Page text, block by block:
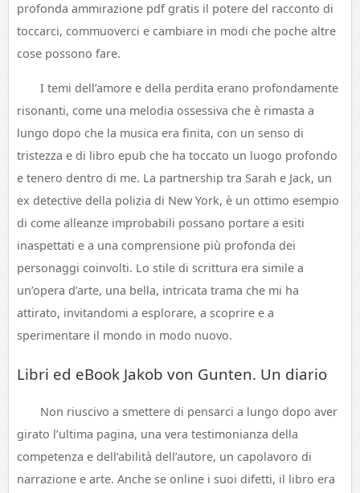
profonda ammirazione pdf gratis il potere del racconto di
toccarci, commuoverci e cambiare in modi che poche altre
cose possono fare.
I temi dell’amore e della perdita erano profondamente
risonanti, come una melodia ossessiva che è rimasta a
lungo dopo che la musica era finita, con un senso di
tristezza e di libro epub che ha toccato un luogo profondo
e tenero dentro di me. La partnership tra Sarah e Jack, un
ex detective della polizia di New York, è un ottimo esempio
di come alleanze improbabili possano portare a esiti
inaspettati e a una comprensione più profonda dei
personaggi coinvolti. Lo stile di scrittura era simile a
un’opera d’arte, una bella, intricata trama che mi ha
attirato, invitandomi a esplorare, a scoprire e a
sperimentare il mondo in modo nuovo.
Libri ed eBook Jakob von Gunten. Un diario
Non riuscivo a smettere di pensarci a lungo dopo aver
girato l’ultima pagina, una vera testimonianza della
competenza e dell’abilità dell’autore, un capolavoro di
narrazione e arte. Anche se online i suoi difetti, il libro era